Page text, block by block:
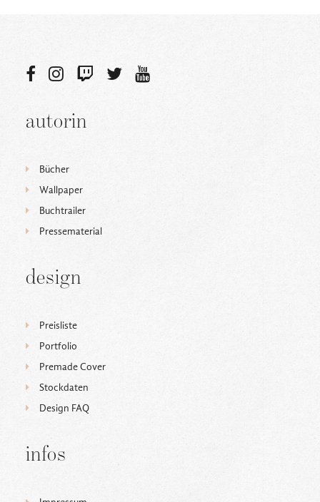
autorin
Bücher
Wallpaper
Buchtrailer
Pressematerial
design
Preisliste
Portfolio
Premade Cover
Stockdaten
Design FAQ
infos